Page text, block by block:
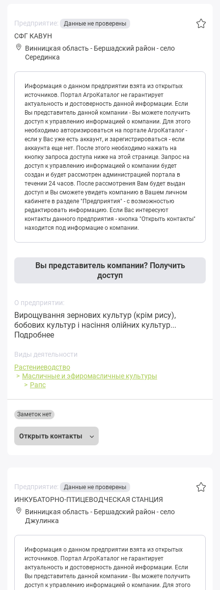
Предприятие: Данные не проверены
CФГ КАВУН
Винницкая область - Бершадский район -село
Серединка
Информация о данном предприятии взята из открытых
источников. Портал АгроКаталог не гарантирует
актуальность и достоверность данной информации. Если
Вы представитель данной компании - Вы можете получить
доступ к управлению информацией о компании. Для этого
необходимо авторизироваться на портале АгроКаталог -
если у Вас уже есть аккаунт, и зарегистрироваться - если
аккаунта еще нет. После этого необходимо нажать на
кнопку запроса доступа ниже на этой странице. Запрос на
доступ к управлению информацией о компании будет
создан и будет рассмотрен администрацией портала в
течении 24 часов. После рассмотрения Вам будет выдан
доступ и Вы сможете увидеть компанию в Вашем личном
кабинете в разделе "Предприятия" - с возможностью
редактировать информацию. Если Вас интересуют
контакты данного предприятия - кнопка "Открыть контакты"
находится под информацие о компании.
Вы представитель компании? Получить
доступ
О предприятии:
Вирощування зернових культур (крім рису),
бобових культур і насіння олійних культур...
Подробнее
Виды деятельности
Растениеводство
Масличные и эфиромасличные культуры
Рапс
Открыть контакты
Заметок нет
Предприятие: Данные не проверены
ИНКУБАТОРНО-ПТИЦЕВОДЧЕСКАЯ СТАНЦИЯ
Винницкая область - Бершадский район -село
Джулинка
Информация о данном предприятии взята из открытых
источников. Портал АгроКаталог не гарантирует
актуальность и достоверность данной информации. Если
Вы представитель данной компании - Вы можете получить
доступ к управлению информацией о компании. Для этого